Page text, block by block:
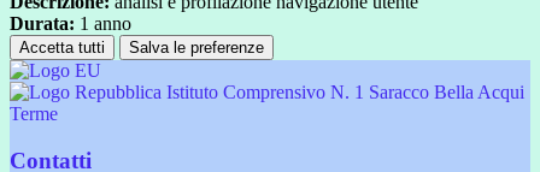
Durata: 1 anno
Accetta tutti Salva le preferenze
Istituto Comprensivo N. 1 Saracco Bella Acqui
Terme
Contatti